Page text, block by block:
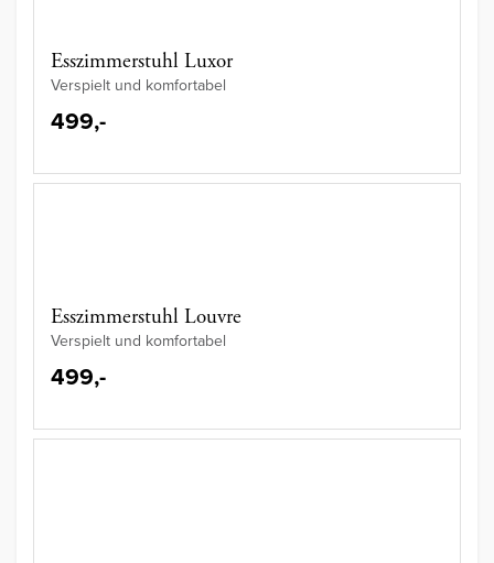
Esszimmerstuhl Luxor
Verspielt und komfortabel
499,-
Esszimmerstuhl Louvre
Verspielt und komfortabel
499,-